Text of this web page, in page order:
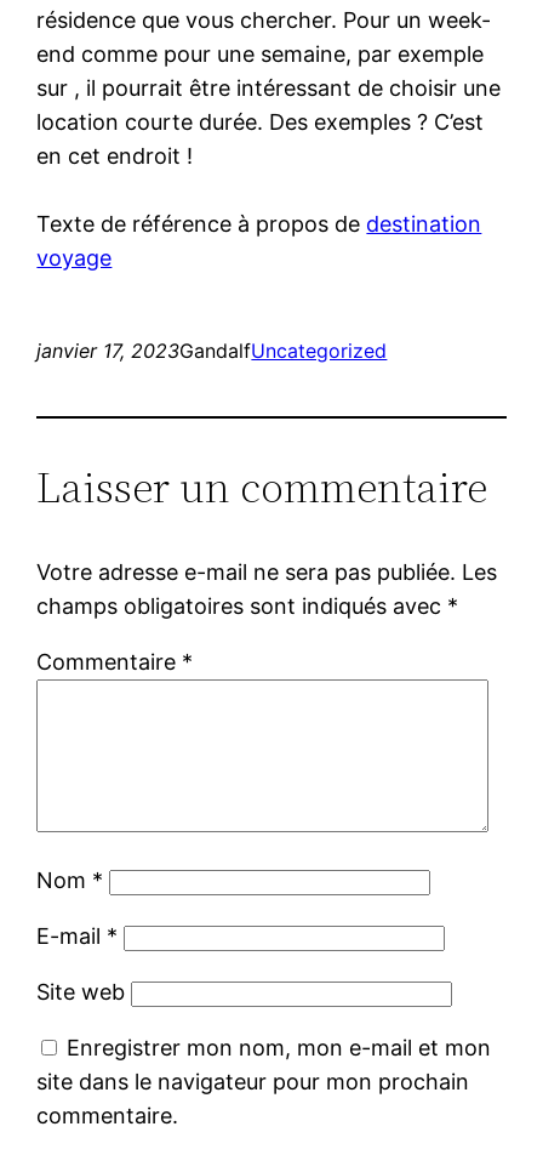
résidence que vous chercher. Pour un week-
end comme pour une semaine, par exemple
sur , il pourrait être intéressant de choisir une
location courte durée. Des exemples ? C’est
en cet endroit !
Texte de référence à propos de destination
voyage
janvier 17, 2023GandalfUncategorized
Laisser un commentaire
Votre adresse e-mail ne sera pas publiée. Les
champs obligatoires sont indiqués avec *
Commentaire *
Nom *
E-mail *
Site web
Enregistrer mon nom, mon e-mail et mon
site dans le navigateur pour mon prochain
commentaire.